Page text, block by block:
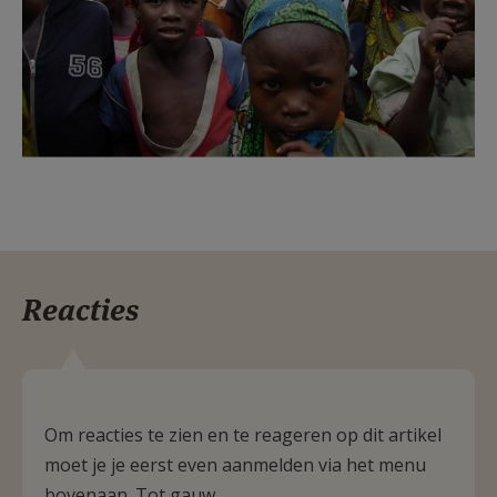
Reacties
Om reacties te zien en te reageren op dit artikel
moet je je eerst even aanmelden via het menu